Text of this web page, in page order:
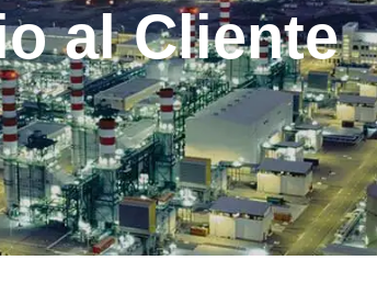
Custome Reviews
al Cliente